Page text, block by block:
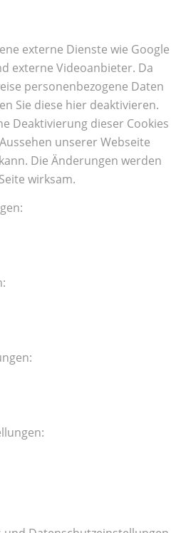
externe Dienste wie Google
externe Videoanbieter. Da
personenbezogene Daten
Sie diese hier deaktivieren.
Deaktivierung dieser Cookies
unserer Webseite
Die Änderungen werden
wirksam.